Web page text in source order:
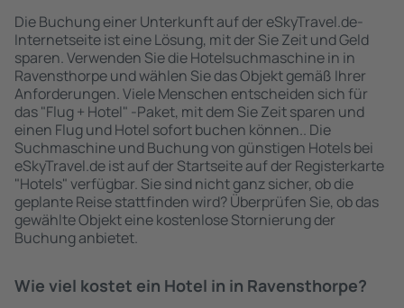
Die Buchung einer Unterkunft auf der eSkyTravel.de-
Internetseite ist eine Lösung, mit der Sie Zeit und Geld
sparen. Verwenden Sie die Hotelsuchmaschine in in
Ravensthorpe und wählen Sie das Objekt gemäß Ihrer
Anforderungen. Viele Menschen entscheiden sich für
das "Flug + Hotel" -Paket, mit dem Sie Zeit sparen und
einen Flug und Hotel sofort buchen können.. Die
Suchmaschine und Buchung von günstigen Hotels bei
eSkyTravel.de ist auf der Startseite auf der Registerkarte
"Hotels" verfügbar. Sie sind nicht ganz sicher, ob die
geplante Reise stattfinden wird? Überprüfen Sie, ob das
gewählte Objekt eine kostenlose Stornierung der
Buchung anbietet.
Wie viel kostet ein Hotel in in Ravensthorpe?